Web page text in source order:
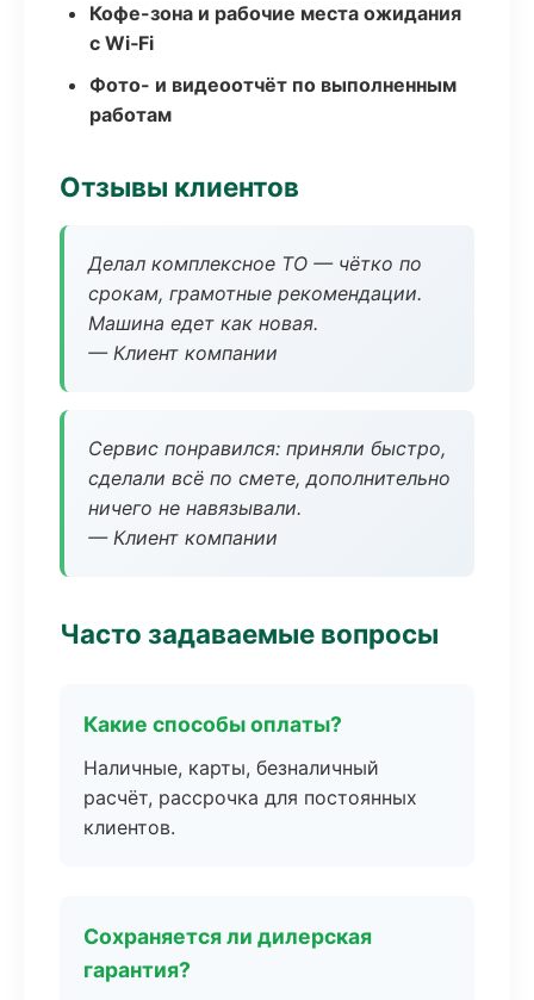
Кофе-зона и рабочие места ожидания
с Wi‑Fi
Фото- и видеоотчёт по выполненным
работам
Отзывы клиентов
Делал комплексное ТО — чётко по
срокам, грамотные рекомендации.
Машина едет как новая.
— Клиент компании
Сервис понравился: приняли быстро,
сделали всё по смете, дополнительно
ничего не навязывали.
— Клиент компании
Часто задаваемые вопросы
Какие способы оплаты?
Наличные, карты, безналичный
расчёт, рассрочка для постоянных
клиентов.
Сохраняется ли дилерская
гарантия?